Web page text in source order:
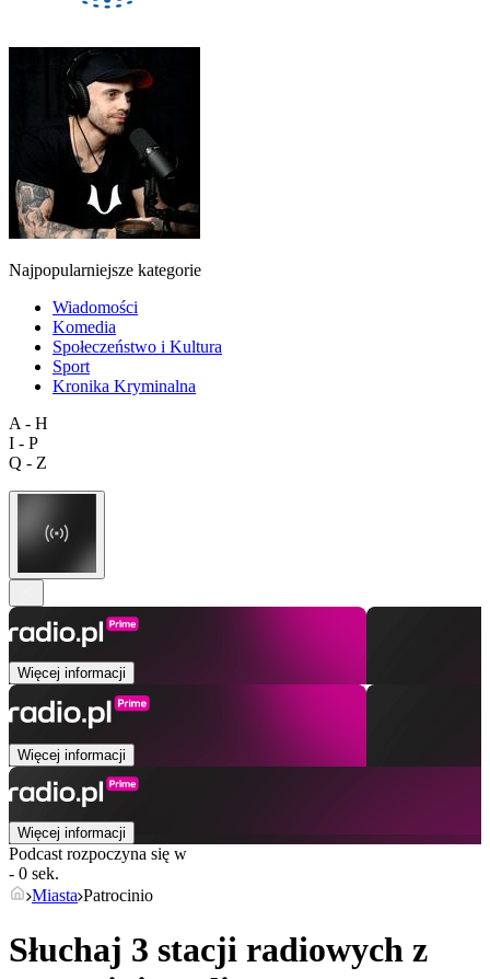
Najpopularniejsze kategorie
Wiadomości
Komedia
Społeczeństwo i Kultura
Sport
Kronika Kryminalna
A - H
I - P
Q - Z
Więcej informacji
Więcej informacji
Więcej informacji
Podcast rozpoczyna się w
- 0 sek.
Miasta Patrocinio
Słuchaj 3 stacji radiowych z